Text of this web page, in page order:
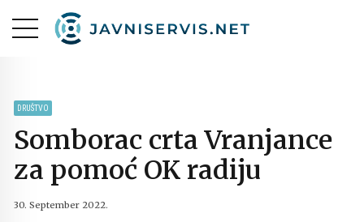
DRUŠTVO
Somborac crta Vranjance
za pomoć OK radiju
30. September 2022.